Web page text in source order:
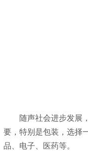
随声社会进步发展，
要，特别是包装，选择
品、电子、医药等。